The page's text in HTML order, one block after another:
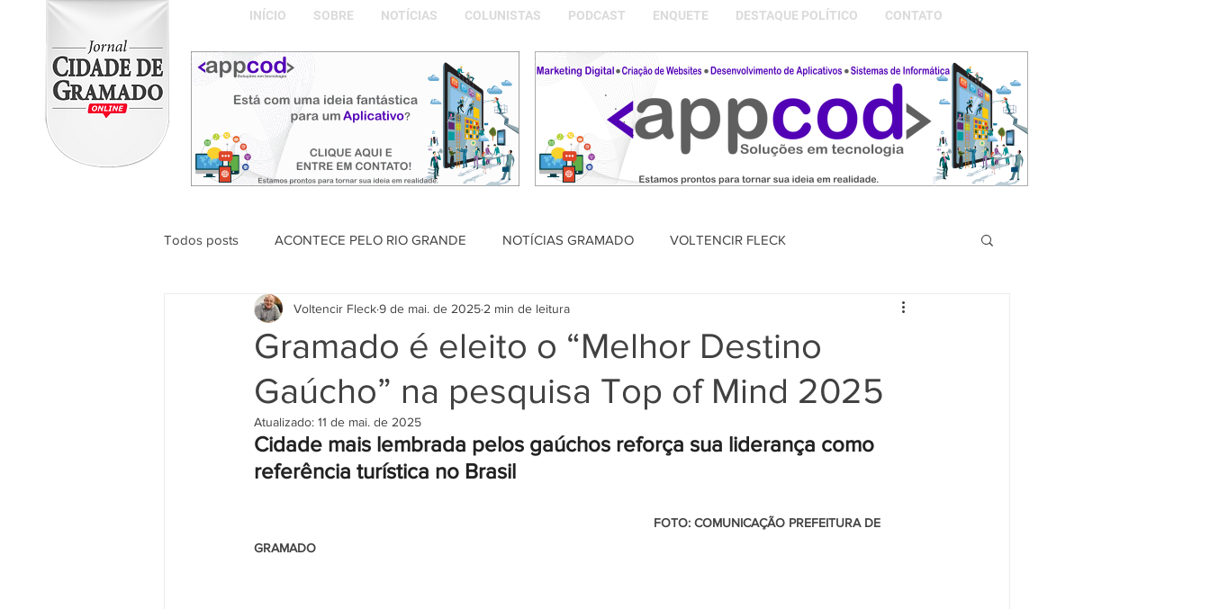
INÍCIO SOBRE NOTÍCIAS COLUNISTAS PODCAST ENQUETE DESTAQUE POLÍTICO CONTATO
Todos posts ACONTECE PELO RIO GRANDE NOTÍCIAS GRAMADO VOLTENCIR FLECK
ABDON BARRETTO FILHO SAÚDE PODCAST MEMÓRIAS DA NOSSA GRAMADO
Naíla Gonçalves Dalavia
Gramado é eleito o “Melhor Destino
Gaúcho” na pesquisa Top of Mind 2025
Voltencir Fleck9 de mai. de 2025 2 min de leitura
Atualizado: 11 de mai. de 2025
Cidade mais lembrada pelos gaúchos reforça sua liderança como
referência turística no Brasil
GRAMADO